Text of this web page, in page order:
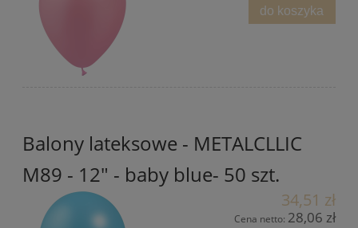
do koszyka
Balony lateksowe - METALCLLIC
M89 - 12" - baby blue- 50 szt.
34,51 zł
Cena netto: 28,06 zł